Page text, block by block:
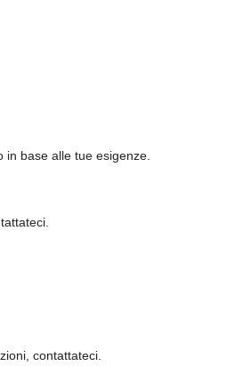
base alle tue esigenze.
contattateci.